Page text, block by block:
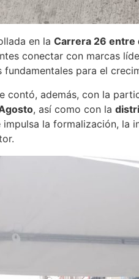
en la Carrera 26 entre
conectar con marcas
fundamentales para el
contó, además, con la
, así como con la
impulsa la formalización,